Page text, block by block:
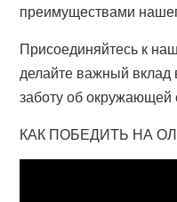
преимуществами
Присоединяйтесь к
делайте важный
заботу об окружающей
КАК ПОБЕДИТЬ НА